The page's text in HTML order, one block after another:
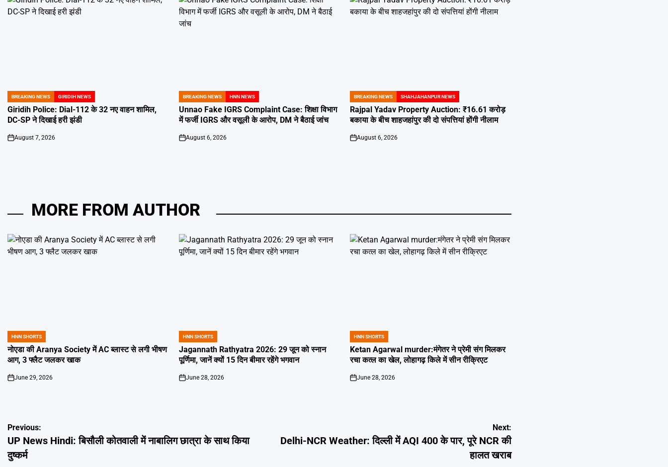
POSTED
IN
BREAKING NEWS GIRIDIH NEWS
Giridih Police: Dial-112 के 32 नए वाहन शामिल,
DC-SP ने दिखाई हरी झंडी
on
August 7, 2026
POSTED
IN
BREAKING NEWS HNN NEWS
Unnao Fake IGRS Complaint Case: शिक्षा विभाग
में फर्जी IGRS और वसूली के आरोप, DM ने बैठाई जांच
on
August 6, 2026
POSTED
IN
BREAKING NEWS SHAHJAHANPUR NEWS
Rajpal Yadav Property Auction: ₹16.61 करोड़
बकाया के बीच शाहजहांपुर की दो संपत्तियां होंगी नीलाम
on
August 6, 2026
MORE FROM AUTHOR
POSTED
IN
HNN SHORTS
नोएडा की Aranya Society में AC ब्लास्ट से लगी भीषण
आग, 3 फ्लैट जलकर खाक
on
June 29, 2026
POSTED
IN
HNN SHORTS
Jagannath Rathyatra 2026: 29 जून को स्नान
पूर्णिमा, जानें क्यों 15 दिन बीमार रहेंगे भगवान
on
June 28, 2026
POSTED
IN
HNN SHORTS
Ketan Agarwal murder:मंगेतर ने प्रेमी संग मिलकर
रचा कत्ल का खेल, लोहागढ़ किले में सीन रीक्रिएट
on
June 28, 2026
Post
navigation
Previous:
UP News Hindi: बिसौली कोतवाली में नाबालिग छात्रा के साथ किया
दुष्कर्म
Next:
Delhi-NCR Weather: दिल्ली में AQI 400 के पार, पूरे NCR की
हालत खराब